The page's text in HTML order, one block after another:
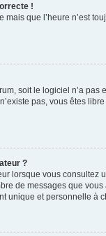
!
que l’heure n’est
soit le logiciel n’a
pas, vous êtes
?
lorsque vous
de messages que
unique et personnelle à